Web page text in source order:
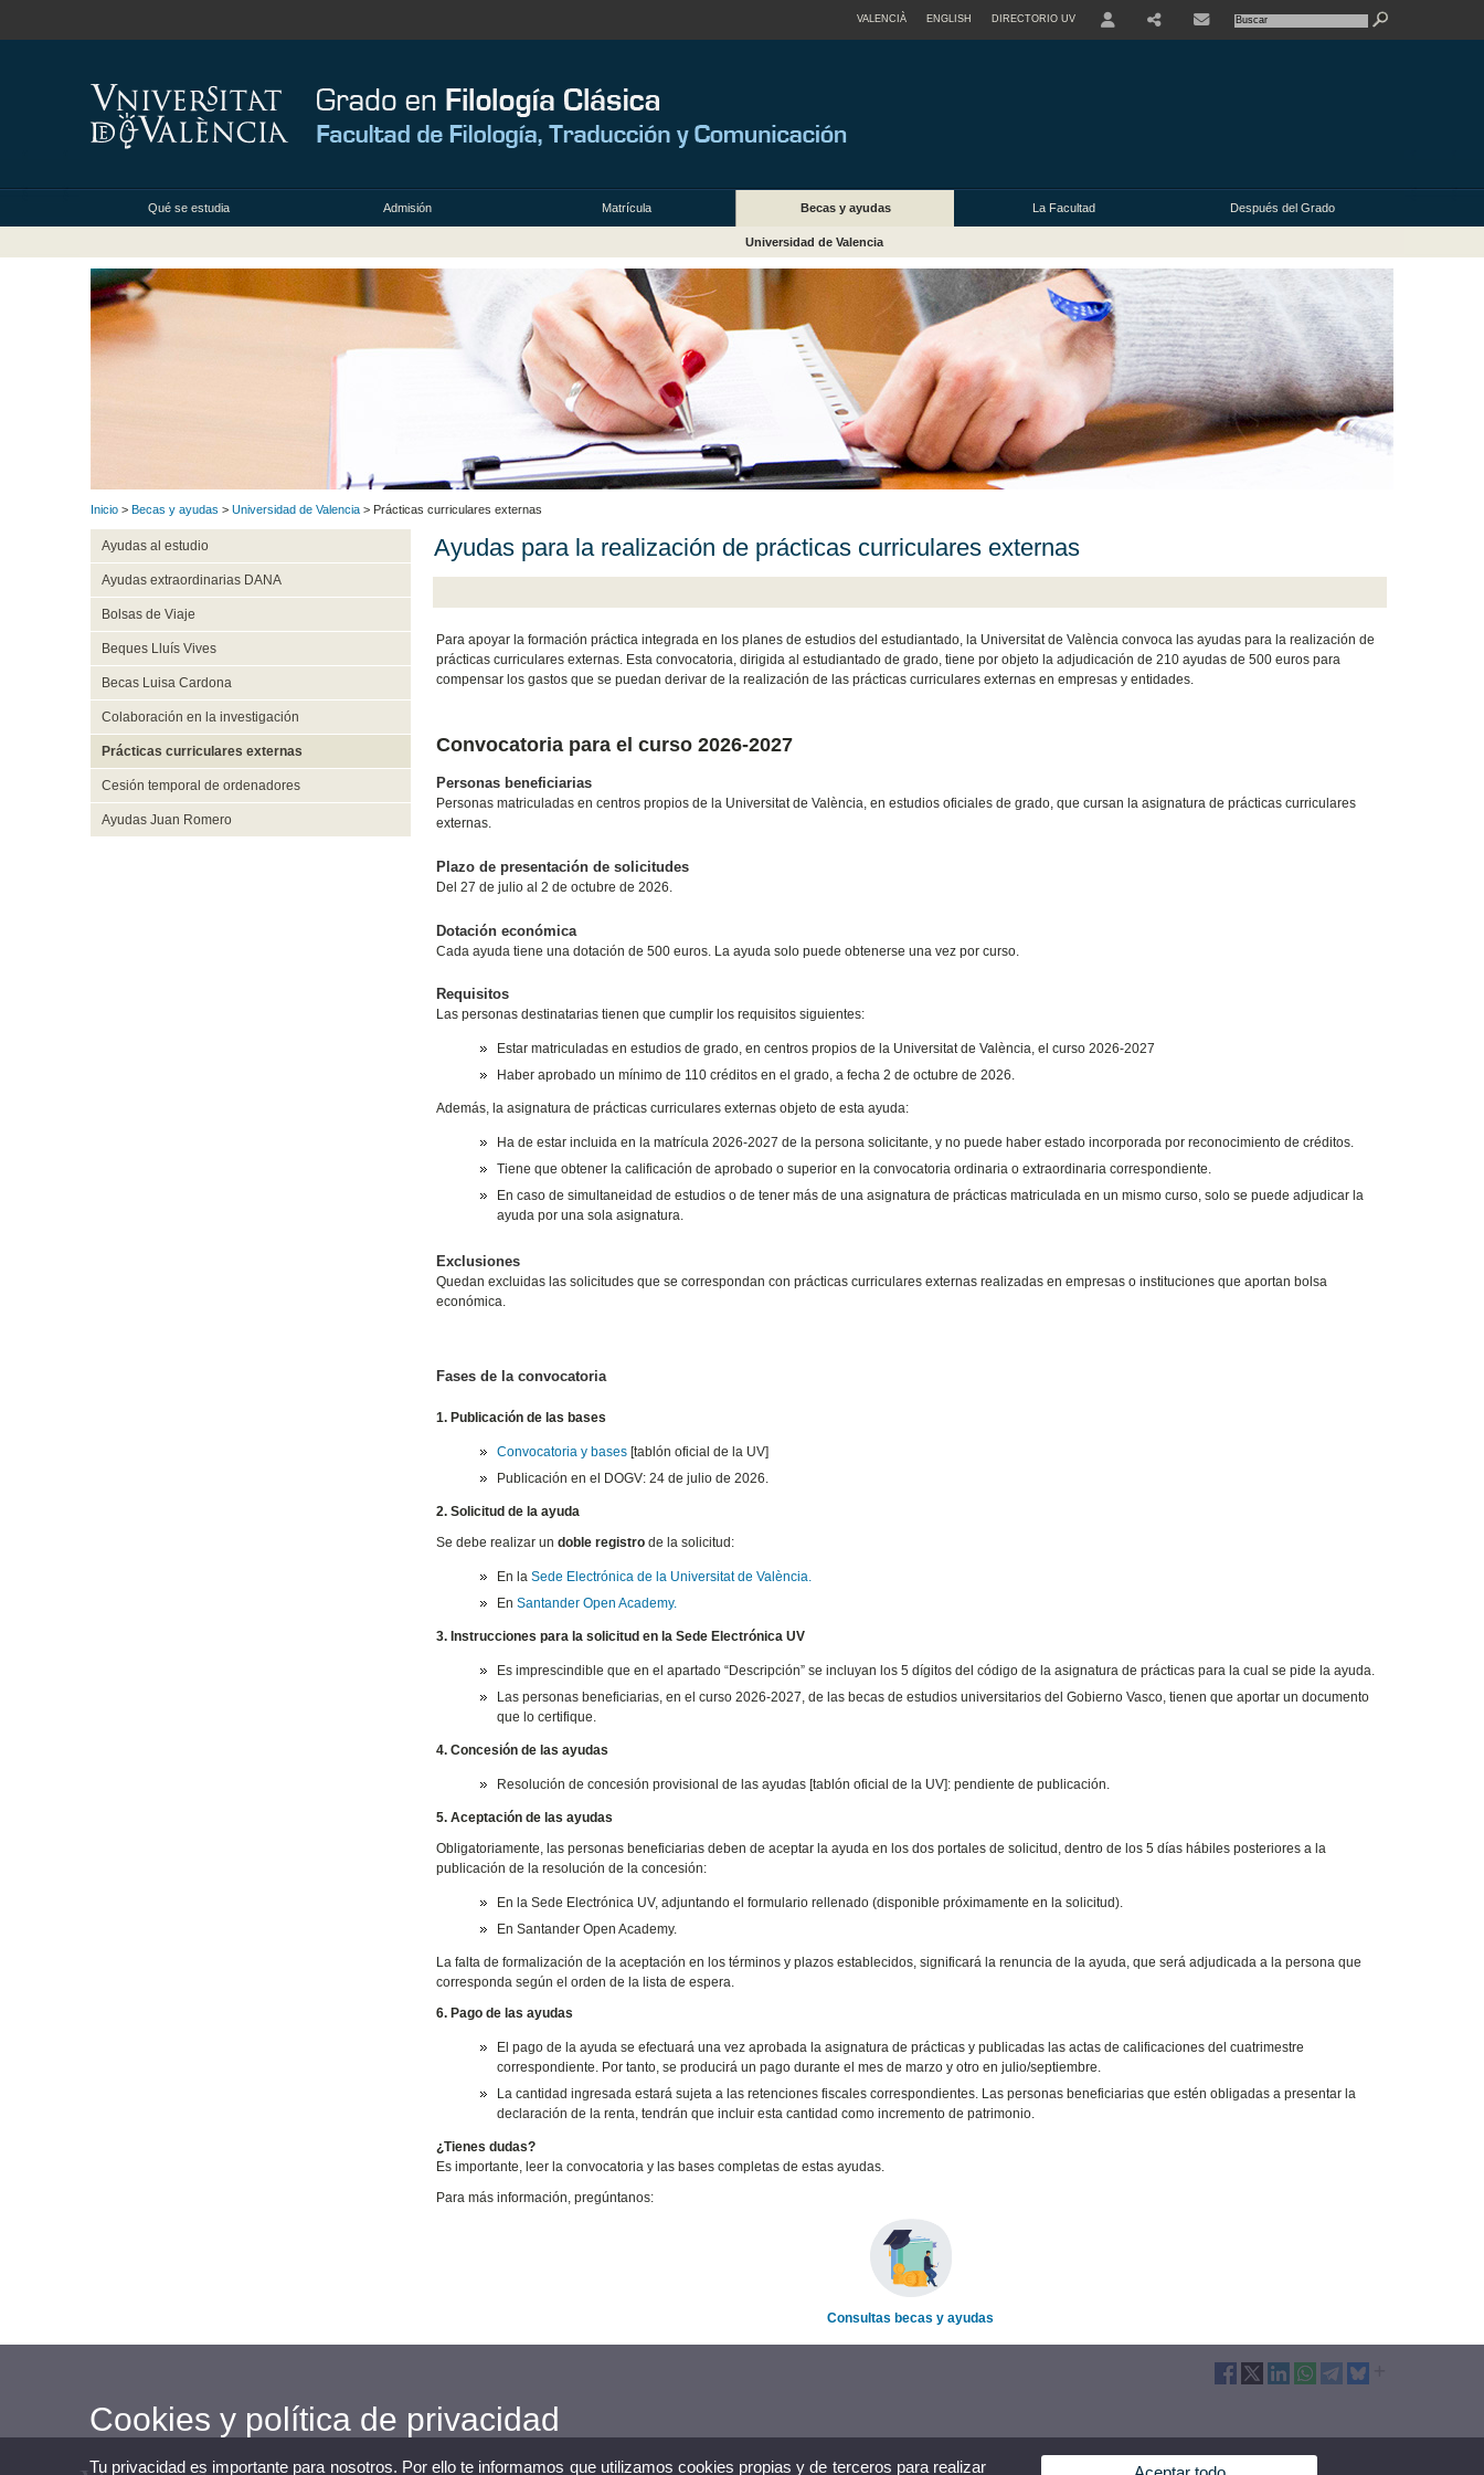
VALENCIÀ ENGLISH DIRECTORIO UV
Qué se estudia Admisión Matrícula Becas y ayudas La Facultad Después del Grado
Universidad de Valencia
Inicio > Becas y ayudas > Universidad de Valencia > Prácticas curriculares externas
Ayudas al estudio
Ayudas extraordinarias DANA
Bolsas de Viaje
Beques Lluís Vives
Becas Luisa Cardona
Colaboración en la investigación
Prácticas curriculares externas
Cesión temporal de ordenadores
Ayudas Juan Romero
Ayudas para la realización de prácticas curriculares externas
Para apoyar la formación práctica integrada en los planes de estudios del estudiantado, la Universitat de València convoca las ayudas para la realización de
prácticas curriculares externas. Esta convocatoria, dirigida al estudiantado de grado, tiene por objeto la adjudicación de 210 ayudas de 500 euros para
compensar los gastos que se puedan derivar de la realización de las prácticas curriculares externas en empresas y entidades.
Convocatoria para el curso 2026-2027
Personas beneficiarias
Personas matriculadas en centros propios de la Universitat de València, en estudios oficiales de grado, que cursan la asignatura de prácticas curriculares
externas.
Plazo de presentación de solicitudes
Del 27 de julio al 2 de octubre de 2026.
Dotación económica
Cada ayuda tiene una dotación de 500 euros. La ayuda solo puede obtenerse una vez por curso.
Requisitos
Las personas destinatarias tienen que cumplir los requisitos siguientes:
Estar matriculadas en estudios de grado, en centros propios de la Universitat de València, el curso 2026-2027
Haber aprobado un mínimo de 110 créditos en el grado, a fecha 2 de octubre de 2026.
Además, la asignatura de prácticas curriculares externas objeto de esta ayuda:
Ha de estar incluida en la matrícula 2026-2027 de la persona solicitante, y no puede haber estado incorporada por reconocimiento de créditos.
Tiene que obtener la calificación de aprobado o superior en la convocatoria ordinaria o extraordinaria correspondiente.
En caso de simultaneidad de estudios o de tener más de una asignatura de prácticas matriculada en un mismo curso, solo se puede adjudicar la
ayuda por una sola asignatura.
Exclusiones
Quedan excluidas las solicitudes que se correspondan con prácticas curriculares externas realizadas en empresas o instituciones que aportan bolsa
económica.
Fases de la convocatoria
1. Publicación de las bases
Convocatoria y bases[tablón oficial de la UV]
Publicación en el DOGV: 24 de julio de 2026.
2. Solicitud de la ayuda
Se debe realizar un doble registrode la solicitud:
En la Sede Electrónica de la Universitat de València.
En Santander Open Academy.
3. Instrucciones para la solicitud en la Sede Electrónica UV
Es imprescindible que en el apartado “Descripción” se incluyan los 5 dígitos del código de la asignatura de prácticas para la cual se pide la ayuda.
Las personas beneficiarias, en el curso 2026-2027, de las becas de estudios universitarios del Gobierno Vasco, tienen que aportar un documento
que lo certifique.
4. Concesión de las ayudas
Resolución de concesión provisional de las ayudas [tablón oficial de la UV]: pendiente de publicación.
5. Aceptación de las ayudas
Obligatoriamente, las personas beneficiarias deben de aceptar la ayuda en los dos portales de solicitud, dentro de los 5 días hábiles posteriores a la
publicación de la resolución de la concesión:
En la Sede Electrónica UV, adjuntando el formulario rellenado (disponible próximamente en la solicitud).
En Santander Open Academy.
La falta de formalización de la aceptación en los términos y plazos establecidos, significará la renuncia de la ayuda, que será adjudicada a la persona que
corresponda según el orden de la lista de espera.
6. Pago de las ayudas
El pago de la ayuda se efectuará una vez aprobada la asignatura de prácticas y publicadas las actas de calificaciones del cuatrimestre
correspondiente. Por tanto, se producirá un pago durante el mes de marzo y otro en julio/septiembre.
La cantidad ingresada estará sujeta a las retenciones fiscales correspondientes. Las personas beneficiarias que estén obligadas a presentar la
declaración de la renta, tendrán que incluir esta cantidad como incremento de patrimonio.
¿Tienes dudas?
Es importante, leer la convocatoria y las bases completas de estas ayudas.
Para más información, pregúntanos:
Consultas becas y ayudas
Cookies y política de privacidad
Tu privacidad es importante para nosotros. Por ello te informamos que utilizamos cookies propias y de terceros para realizar